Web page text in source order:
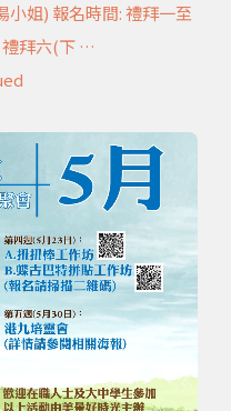
小姐) 報名時間: 禮拜一至
禮拜六(下 …